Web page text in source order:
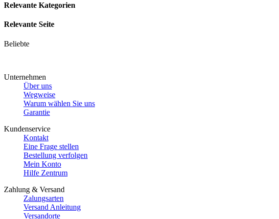
Relevante Kategorien
Relevante Seite
Beliebte
Unternehmen
Über uns
Wegweise
Warum wählen Sie uns
Garantie
Kundenservice
Kontakt
Eine Frage stellen
Bestellung verfolgen
Mein Konto
Hilfe Zentrum
Zahlung & Versand
Zalungsarten
Versand Anleitung
Versandorte